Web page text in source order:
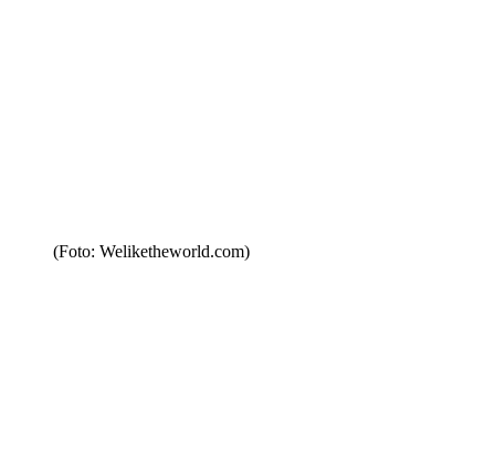
(Foto: Weliketheworld.com)